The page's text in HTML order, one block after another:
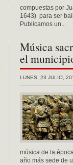
compuestas por
1643) para ser
Publicamos un...
Música
el
LUNES, 23 JULIO,
música de la
año más sede de